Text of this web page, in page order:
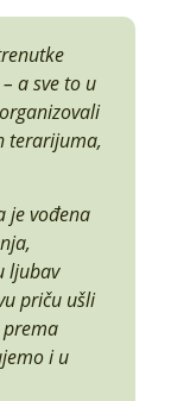
a sve to u
terarijuma,
je vođena
ljubav
priču ušli
prema
i u